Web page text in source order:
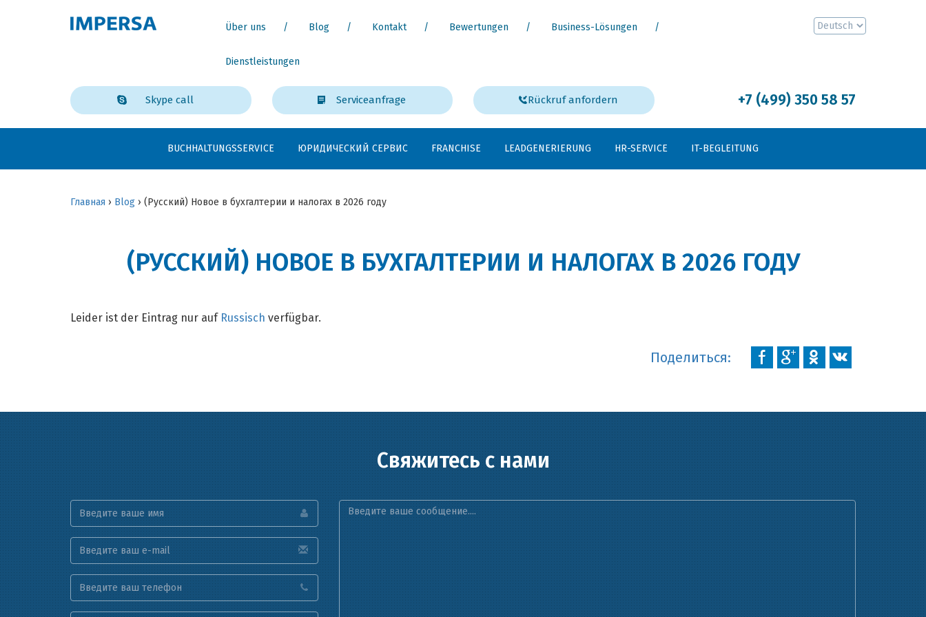
Über uns Blog Kontakt Bewertungen Business-Lösungen
Dienstleistungen
Skype call Serviceanfrage Rückruf anfordern +7 (499) 350 58 57
BUCHHALTUNGSSERVICE ЮРИДИЧЕСКИЙ СЕРВИС FRANCHISE LEADGENERIERUNG HR-SERVICE IT-BEGLEITUNG
Главная › Blog › (Русский) Новое в бухгалтерии и налогах в 2026 году
(РУССКИЙ) НОВОЕ В БУХГАЛТЕРИИ И НАЛОГАХ В 2026 ГОДУ
Leider ist der Eintrag nur auf Russisch verfügbar.
Поделиться:
Свяжитесь с нами